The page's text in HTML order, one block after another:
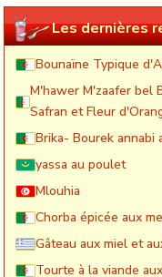
Les dernières
Bounaïne Typique
M'hawer M'zaafer bel
Safran et Fleur
Brika- Bourek annabi
yassa au poulet
Mlouhia
Chorba épicée aux
Gâteau aux miel et
Tourte à la viande